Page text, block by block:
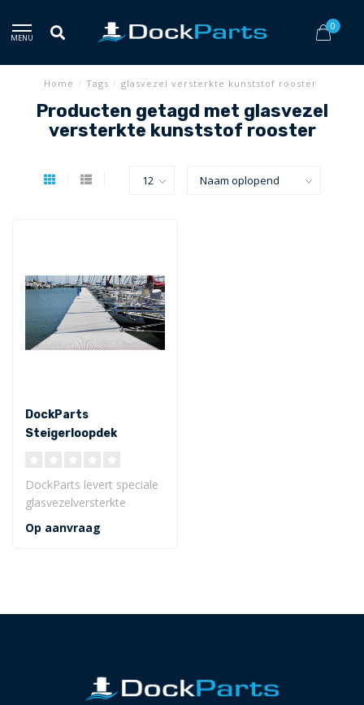
MENU
0
Home / Tags / glasvezel versterkte kunststof rooster
Producten getagd met glasvezel
versterkte kunststof rooster
DockParts
Steigerloopdek
DockParts levert speciale
glasvezelversterkte
kunststof looproosters
voor loopde..
Op aanvraag